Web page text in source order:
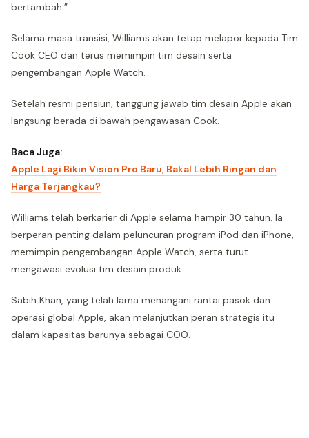
bertambah.”
Selama masa transisi, Williams akan tetap melapor kepada Tim
Cook CEO dan terus memimpin tim desain serta
pengembangan Apple Watch.
Setelah resmi pensiun, tanggung jawab tim desain Apple akan
langsung berada di bawah pengawasan Cook.
Baca Juga:
Apple Lagi Bikin Vision Pro Baru, Bakal Lebih Ringan dan
Harga Terjangkau?
Williams telah berkarier di Apple selama hampir 30 tahun. Ia
berperan penting dalam peluncuran program iPod dan iPhone,
memimpin pengembangan Apple Watch, serta turut
mengawasi evolusi tim desain produk.
Sabih Khan, yang telah lama menangani rantai pasok dan
operasi global Apple, akan melanjutkan peran strategis itu
dalam kapasitas barunya sebagai COO.